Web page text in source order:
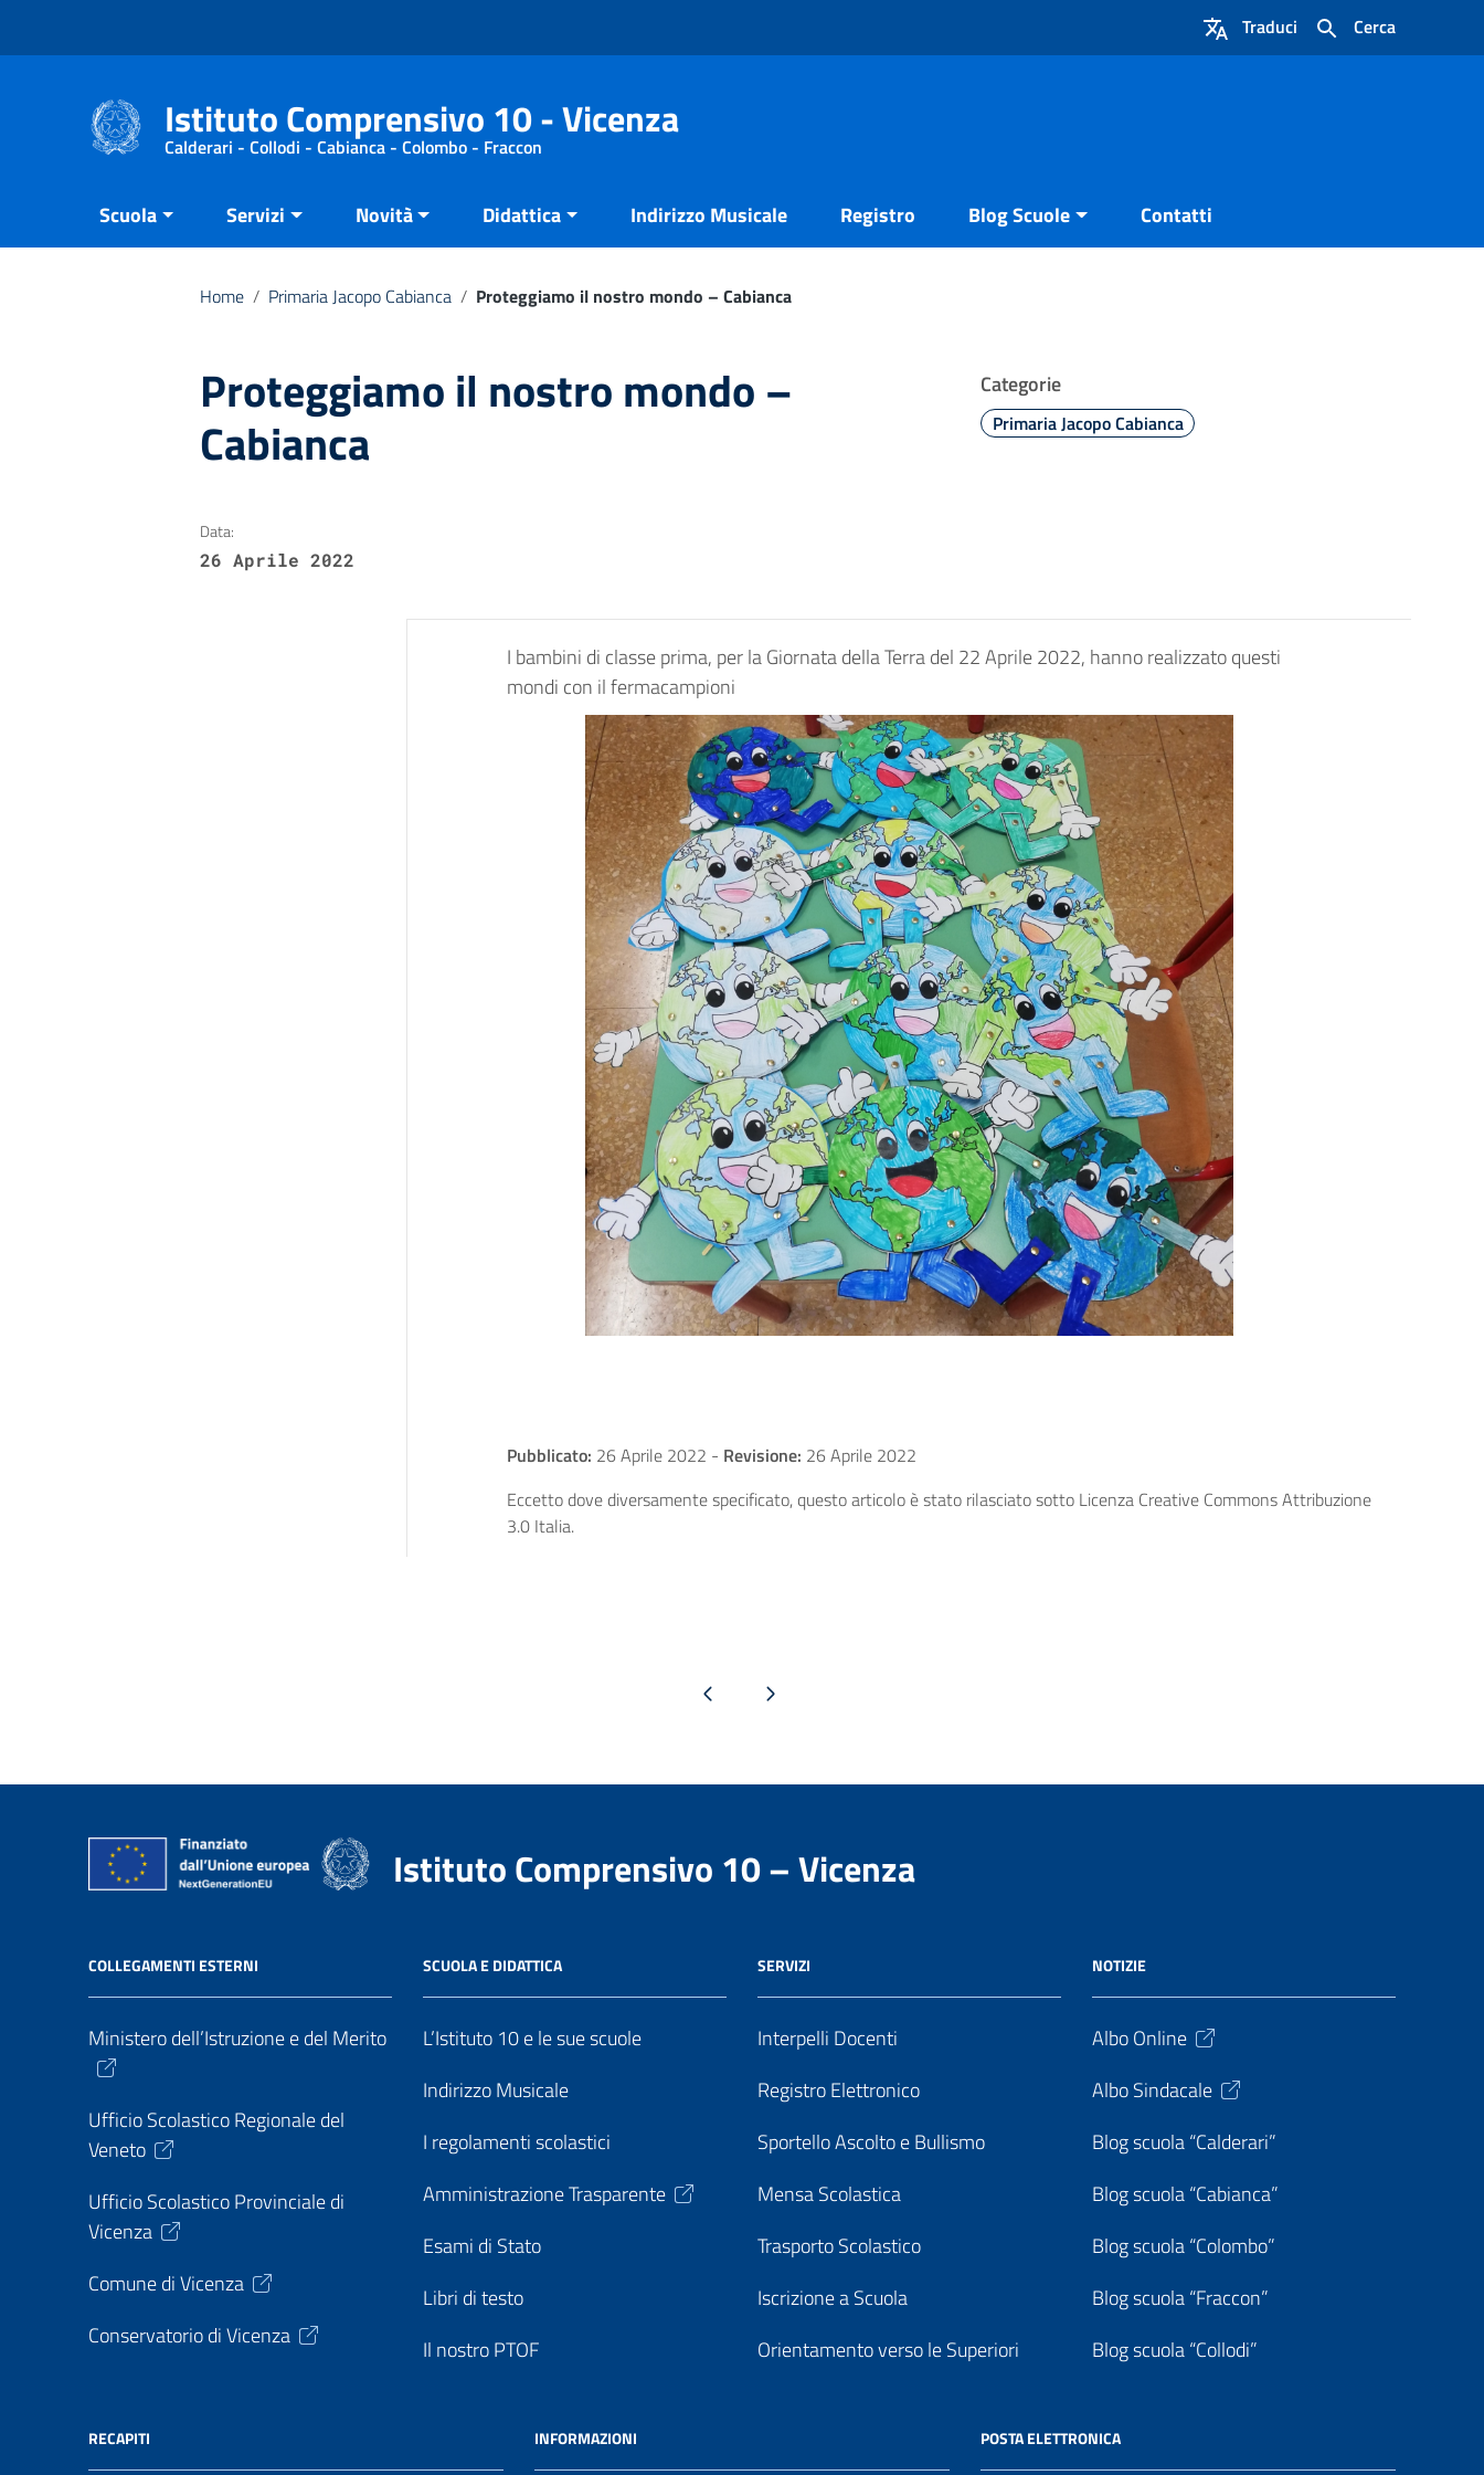
Cerca
Traduci
Istituto Comprensivo 10 - Vicenza
Calderari - Collodi - Cabianca - Colombo - Fraccon
Scuola Servizi Novità Didattica Indirizzo Musicale Registro Blog Scuole Contatti
Home / Primaria Jacopo Cabianca / Proteggiamo il nostro mondo – Cabianca
Proteggiamo il nostro mondo –
Cabianca
Categorie
Primaria Jacopo Cabianca
Data:
26 Aprile 2022
I bambini di classe prima, per la Giornata della Terra del 22 Aprile 2022, hanno realizzato questi
mondi con il fermacampioni
Pubblicato: 26 Aprile 2022 - Revisione: 26 Aprile 2022
Eccetto dove diversamente specificato, questo articolo è stato rilasciato sotto Licenza Creative Commons Attribuzione
3.0 Italia.
Pagina precedentePagina successiva
Istituto Comprensivo 10 – Vicenza
COLLEGAMENTI ESTERNI
Ministero dell’Istruzione e del Merito
Ufficio Scolastico Regionale del
Veneto
Ufficio Scolastico Provinciale di
Vicenza
Comune di Vicenza
Conservatorio di Vicenza
SCUOLA E DIDATTICA
L’Istituto 10 e le sue scuole
Indirizzo Musicale
I regolamenti scolastici
Amministrazione Trasparente
Esami di Stato
Libri di testo
Il nostro PTOF
SERVIZI
Interpelli Docenti
Registro Elettronico
Sportello Ascolto e Bullismo
Mensa Scolastica
Trasporto Scolastico
Iscrizione a Scuola
Orientamento verso le Superiori
NOTIZIE
Albo Online
Albo Sindacale
Blog scuola “Calderari”
Blog scuola “Cabianca”
Blog scuola “Colombo”
Blog scuola “Fraccon”
Blog scuola “Collodi”
RECAPITI INFORMAZIONI POSTA ELETTRONICA